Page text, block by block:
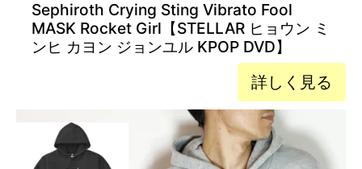
Sephiroth Crying Sting Vibrato Fool
MASK Rocket Girl【STELLAR ヒョウン ミ
ンヒ カヨン ジョンユル KPOP DVD】
詳しく見る